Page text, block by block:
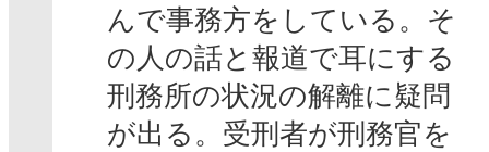
んで事務方をしている。そ
の人の話と報道で耳にする
刑務所の状況の解離に疑問
が出る。受刑者が刑務官を